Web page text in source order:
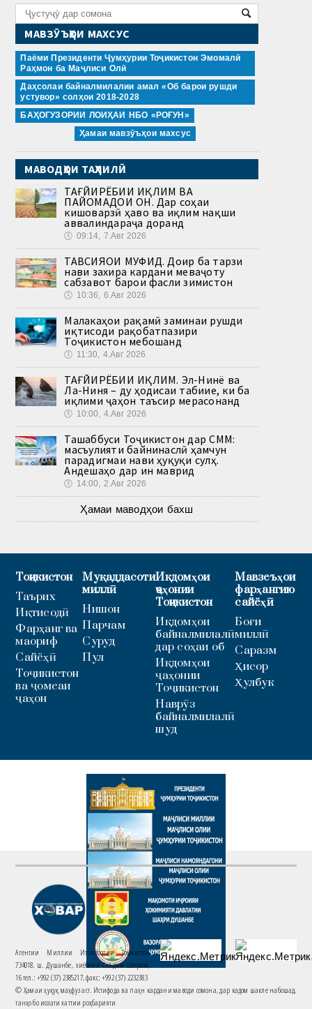
МАВЗӮЪҲОИ МАХСУС
Паёми Президенти Ҷумҳурии Тоҷикистон Эмомалӣ
Раҳмон ба Маҷлиси Олӣ
Даҳсолаи байналмилалии амал «Об барои рушди
устувор» солҳои 2018-2028
БАҲОГУЗОРИИ ЛОИҲАИ НБО «РОҒУН»
Ҳамаи мавзӯъҳои махсус
МАВОДҲОИ ТАҲЛИЛӢ
ТАҒЙИРЁБИИ ИҚЛИМ ВА
ПАЙОМАДҲОИ ОН. Дар соҳаи
кишоварзӣ ҳаво ва иқлим нақши
аввалиндараҷа доранд
🕔 09:14, 7.Авг 2026
ТАВСИЯҲОИ МУФИД. Доир ба тарзи
нави захира кардани меваҷоту
сабзавот барои фасли зимистон
🕔 10:36, 6.Авг 2026
Малакаҳои рақамӣ заминаи рушди
иқтисоди рақобатпазири
Тоҷикистон мебошанд
🕔 11:30, 4.Авг 2026
ТАҒЙИРЁБИИ ИҚЛИМ. Эл-Нинё ва
Ла-Ниня – ду ҳодисаи табиие, ки ба
иқлими ҷаҳон таъсир мерасонанд
🕔 10:00, 4.Авг 2026
Ташаббуси Тоҷикистон дар СММ:
масъулияти байнинаслӣ ҳамчун
парадигмаи нави ҳуқуқи сулҳ.
Андешаҳо дар ин маврид
🕔 14:00, 2.Авг 2026
Ҳамаи маводҳои бахш
Тоҷикистон
Таърих
Иқтисодӣ
Фарҳанг ва
маориф
Сайёҳӣ
Тоҷикистон
ва ҷомеаи
ҷаҳон
Муқаддасоти
миллӣ
Нишон
Парчам
Суруд
Пул
Иқдомҳои
ҷаҳонии
Тоҷикистон
Иқдомҳои
байналмилалӣ
дар соҳаи об
Иқдомҳои
ҷаҳонии
Тоҷикистон
Наврӯз
байналмилалӣ
шуд
Мавзеъҳои
фарҳангию
сайёҳӣ
Боғи
миллӣ
Саразм
Ҳисор
Ҳулбук
Агентии Миллии Иттилоотии Тоҷикистон
734018. ш. Душанбе, хиёбони Саъдии Шерозӣ,
16 тел.: +992 (37) 2385217, факс: +992 (37) 2232383
© Ҳамаи ҳуқуқ маҳфуз аст. Истифода ва паҳн кардани маводи сомона, дар кадом шакле набошад,
танҳо бо иҷозати хаттии роҳбарияти